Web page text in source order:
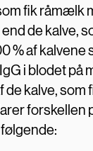
fik råmælk
de kalve,
% af
i blodet på
de kalve,
forskellen